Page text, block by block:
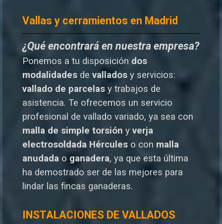
Vallas y cerramientos en Madrid
¿Qué encontrará en nuestra empresa?
Ponemos a tu disposición dos
modalidades de vallados y servicios:
vallado de parcelas y trabajos de
asistencia. Te ofrecemos un servicio
profesional de vallado variado, ya sea con
malla de simple torsión y verja
electrosoldada Hércules o con malla
anudada o ganadera, ya que esta última
ha demostrado ser de las mejores para
lindar las fincas ganaderas.
INSTALACIONES DE VALLADOS